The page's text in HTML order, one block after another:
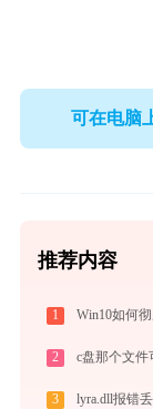
可在电脑
推荐内容
1
2 c盘那个文
3 lyra.dll报错